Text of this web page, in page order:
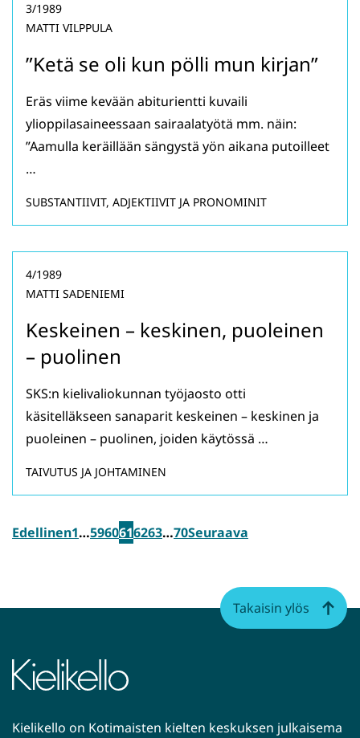
”Ketä se oli kun pölli mun kirjan”
3/1989
MATTI VILPPULA
Eräs viime kevään abiturientti kuvaili
ylioppilasaineessaan sairaalatyötä mm. näin:
”Aamulla keräillään sängystä yön aikana putoilleet
…
SUBSTANTIIVIT, ADJEKTIIVIT JA PRONOMINIT
Keskeinen – keskinen, puoleinen
– puolinen
4/1989
MATTI SADENIEMI
SKS:n kielivaliokunnan työjaosto otti
käsitelläkseen sanaparit keskeinen – keskinen ja
puoleinen – puolinen, joiden käytössä …
TAIVUTUS JA JOHTAMINEN
Edellinen1…5960616263…70Seuraava
Kielikello on Kotimaisten kielten keskuksen julkaisema
Takaisin ylös